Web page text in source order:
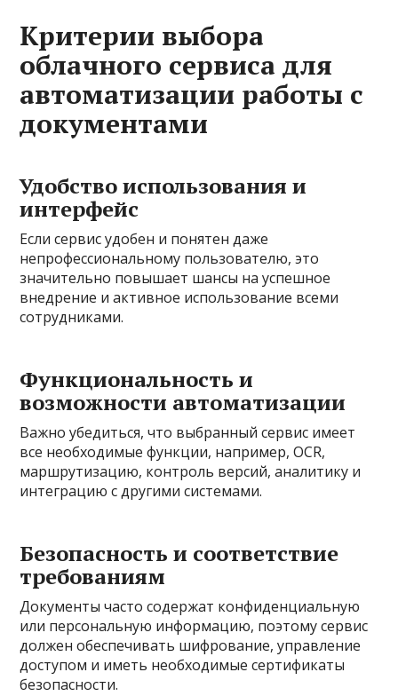
Критерии выбора
облачного сервиса для
автоматизации работы с
документами
Удобство использования и
интерфейс
Если сервис удобен и понятен даже
непрофессиональному пользователю, это
значительно повышает шансы на успешное
внедрение и активное использование всеми
сотрудниками.
Функциональность и
возможности автоматизации
Важно убедиться, что выбранный сервис имеет
все необходимые функции, например, OCR,
маршрутизацию, контроль версий, аналитику и
интеграцию с другими системами.
Безопасность и соответствие
требованиям
Документы часто содержат конфиденциальную
или персональную информацию, поэтому сервис
должен обеспечивать шифрование, управление
доступом и иметь необходимые сертификаты
безопасности.